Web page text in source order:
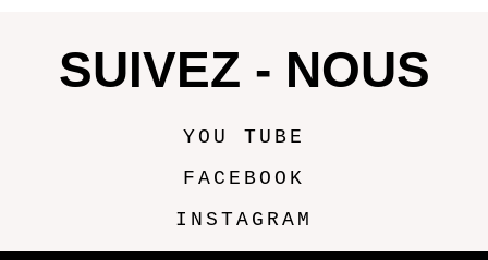
SUIVEZ - NOUS
YOU TUBE
FACEBOOK
INSTAGRAM